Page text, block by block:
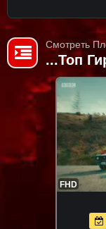
Смотреть
...Топ
FHD